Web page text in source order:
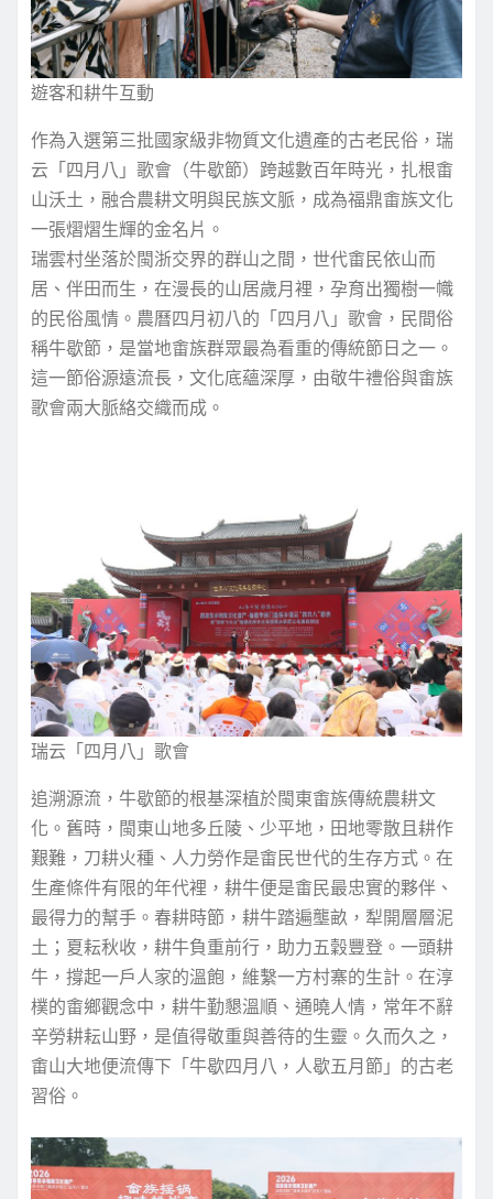
遊客和耕牛互動
作為入選第三批國家級非物質文化遺產的古老民俗，瑞
云「四月八」歌會（牛歇節）跨越數百年時光，扎根畬
山沃土，融合農耕文明與民族文脈，成為福鼎畬族文化
一張熠熠生輝的金名片。
瑞雲村坐落於閩浙交界的群山之間，世代畬民依山而
居、伴田而生，在漫長的山居歲月裡，孕育出獨樹一幟
的民俗風情。農曆四月初八的「四月八」歌會，民間俗
稱牛歇節，是當地畬族群眾最為看重的傳統節日之一。
這一節俗源遠流長，文化底蘊深厚，由敬牛禮俗與畬族
歌會兩大脈絡交織而成。
瑞云「四月八」歌會
追溯源流，牛歇節的根基深植於閩東畬族傳統農耕文
化。舊時，閩東山地多丘陵、少平地，田地零散且耕作
艱難，刀耕火種、人力勞作是畬民世代的生存方式。在
生產條件有限的年代裡，耕牛便是畬民最忠實的夥伴、
最得力的幫手。春耕時節，耕牛踏遍壟畝，犁開層層泥
土；夏耘秋收，耕牛負重前行，助力五穀豐登。一頭耕
牛，撐起一戶人家的溫飽，維繫一方村寨的生計。在淳
樸的畬鄉觀念中，耕牛勤懇溫順、通曉人情，常年不辭
辛勞耕耘山野，是值得敬重與善待的生靈。久而久之，
畬山大地便流傳下「牛歇四月八，人歇五月節」的古老
習俗。